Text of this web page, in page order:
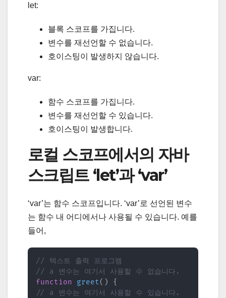
let:
블록 스코프를 가집니다.
변수를 재선언할 수 없습니다.
호이스팅이 발생하지 않습니다.
var:
함수 스코프를 가집니다.
변수를 재선언할 수 있습니다.
호이스팅이 발생합니다.
로컬 스코프에서의 자바
스크립트 ‘let’과 ‘var’
‘var’는 함수 스코프입니다. ‘var’로 선언된 변수
는 함수 내 어디에서나 사용될 수 있습니다. 예를
들어,
// 텍스트 출력 프로그램
// a 변수는 여기서 사용할 수 없습니다.
function
greet( )
{
// a 변수는 여기서 사용할 수 있습니다.